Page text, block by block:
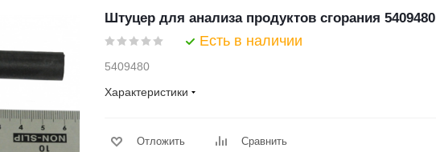
Штуцер для анализа продуктов сгорания 5409480
Есть в наличии
5409480
Характеристики
Отложить Сравнить